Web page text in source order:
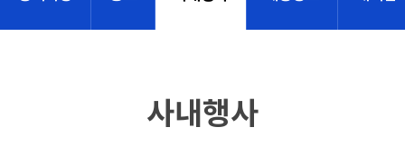
사내행사